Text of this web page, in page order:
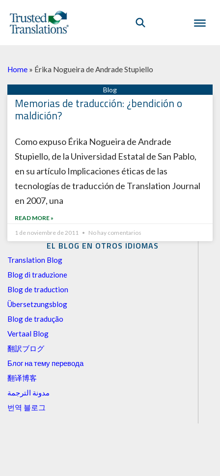
EL BLOG EN OTROS IDIOMAS
Translation Blog
Blog di traduzione
Blog de traduction
Übersetzungsblog
Blog de tradução
Vertaal Blog
翻訳ブログ
Блог на тему перевода
翻译博客
مدونة الترجمة
번역 블로그
Home » Érika Nogueira de Andrade Stupiello
Memorias de traducción: ¿bendición o
maldición?
Como expuso Érika Nogueira de Andrade
Stupiello, de la Universidad Estatal de San Pablo,
en su artículo Implicaciones éticas de las
tecnologías de traducción de Translation Journal
en 2007, una
READ MORE »
1 de noviembre de 2011
No hay comentarios